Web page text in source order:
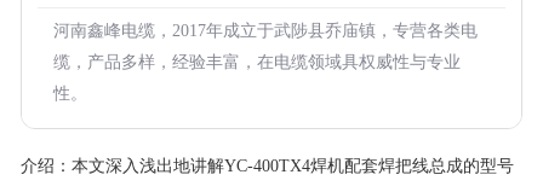
河南鑫峰电缆，2017年成立于武陟县乔庙镇，专营各类电
缆，产品多样，经验丰富，在电缆领域具权威性与专业
性。
介绍： 本文深入浅出地讲解YC-400TX4焊机配套焊把线总成的型号